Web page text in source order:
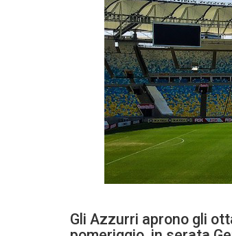
Gli Azzurri aprono gli